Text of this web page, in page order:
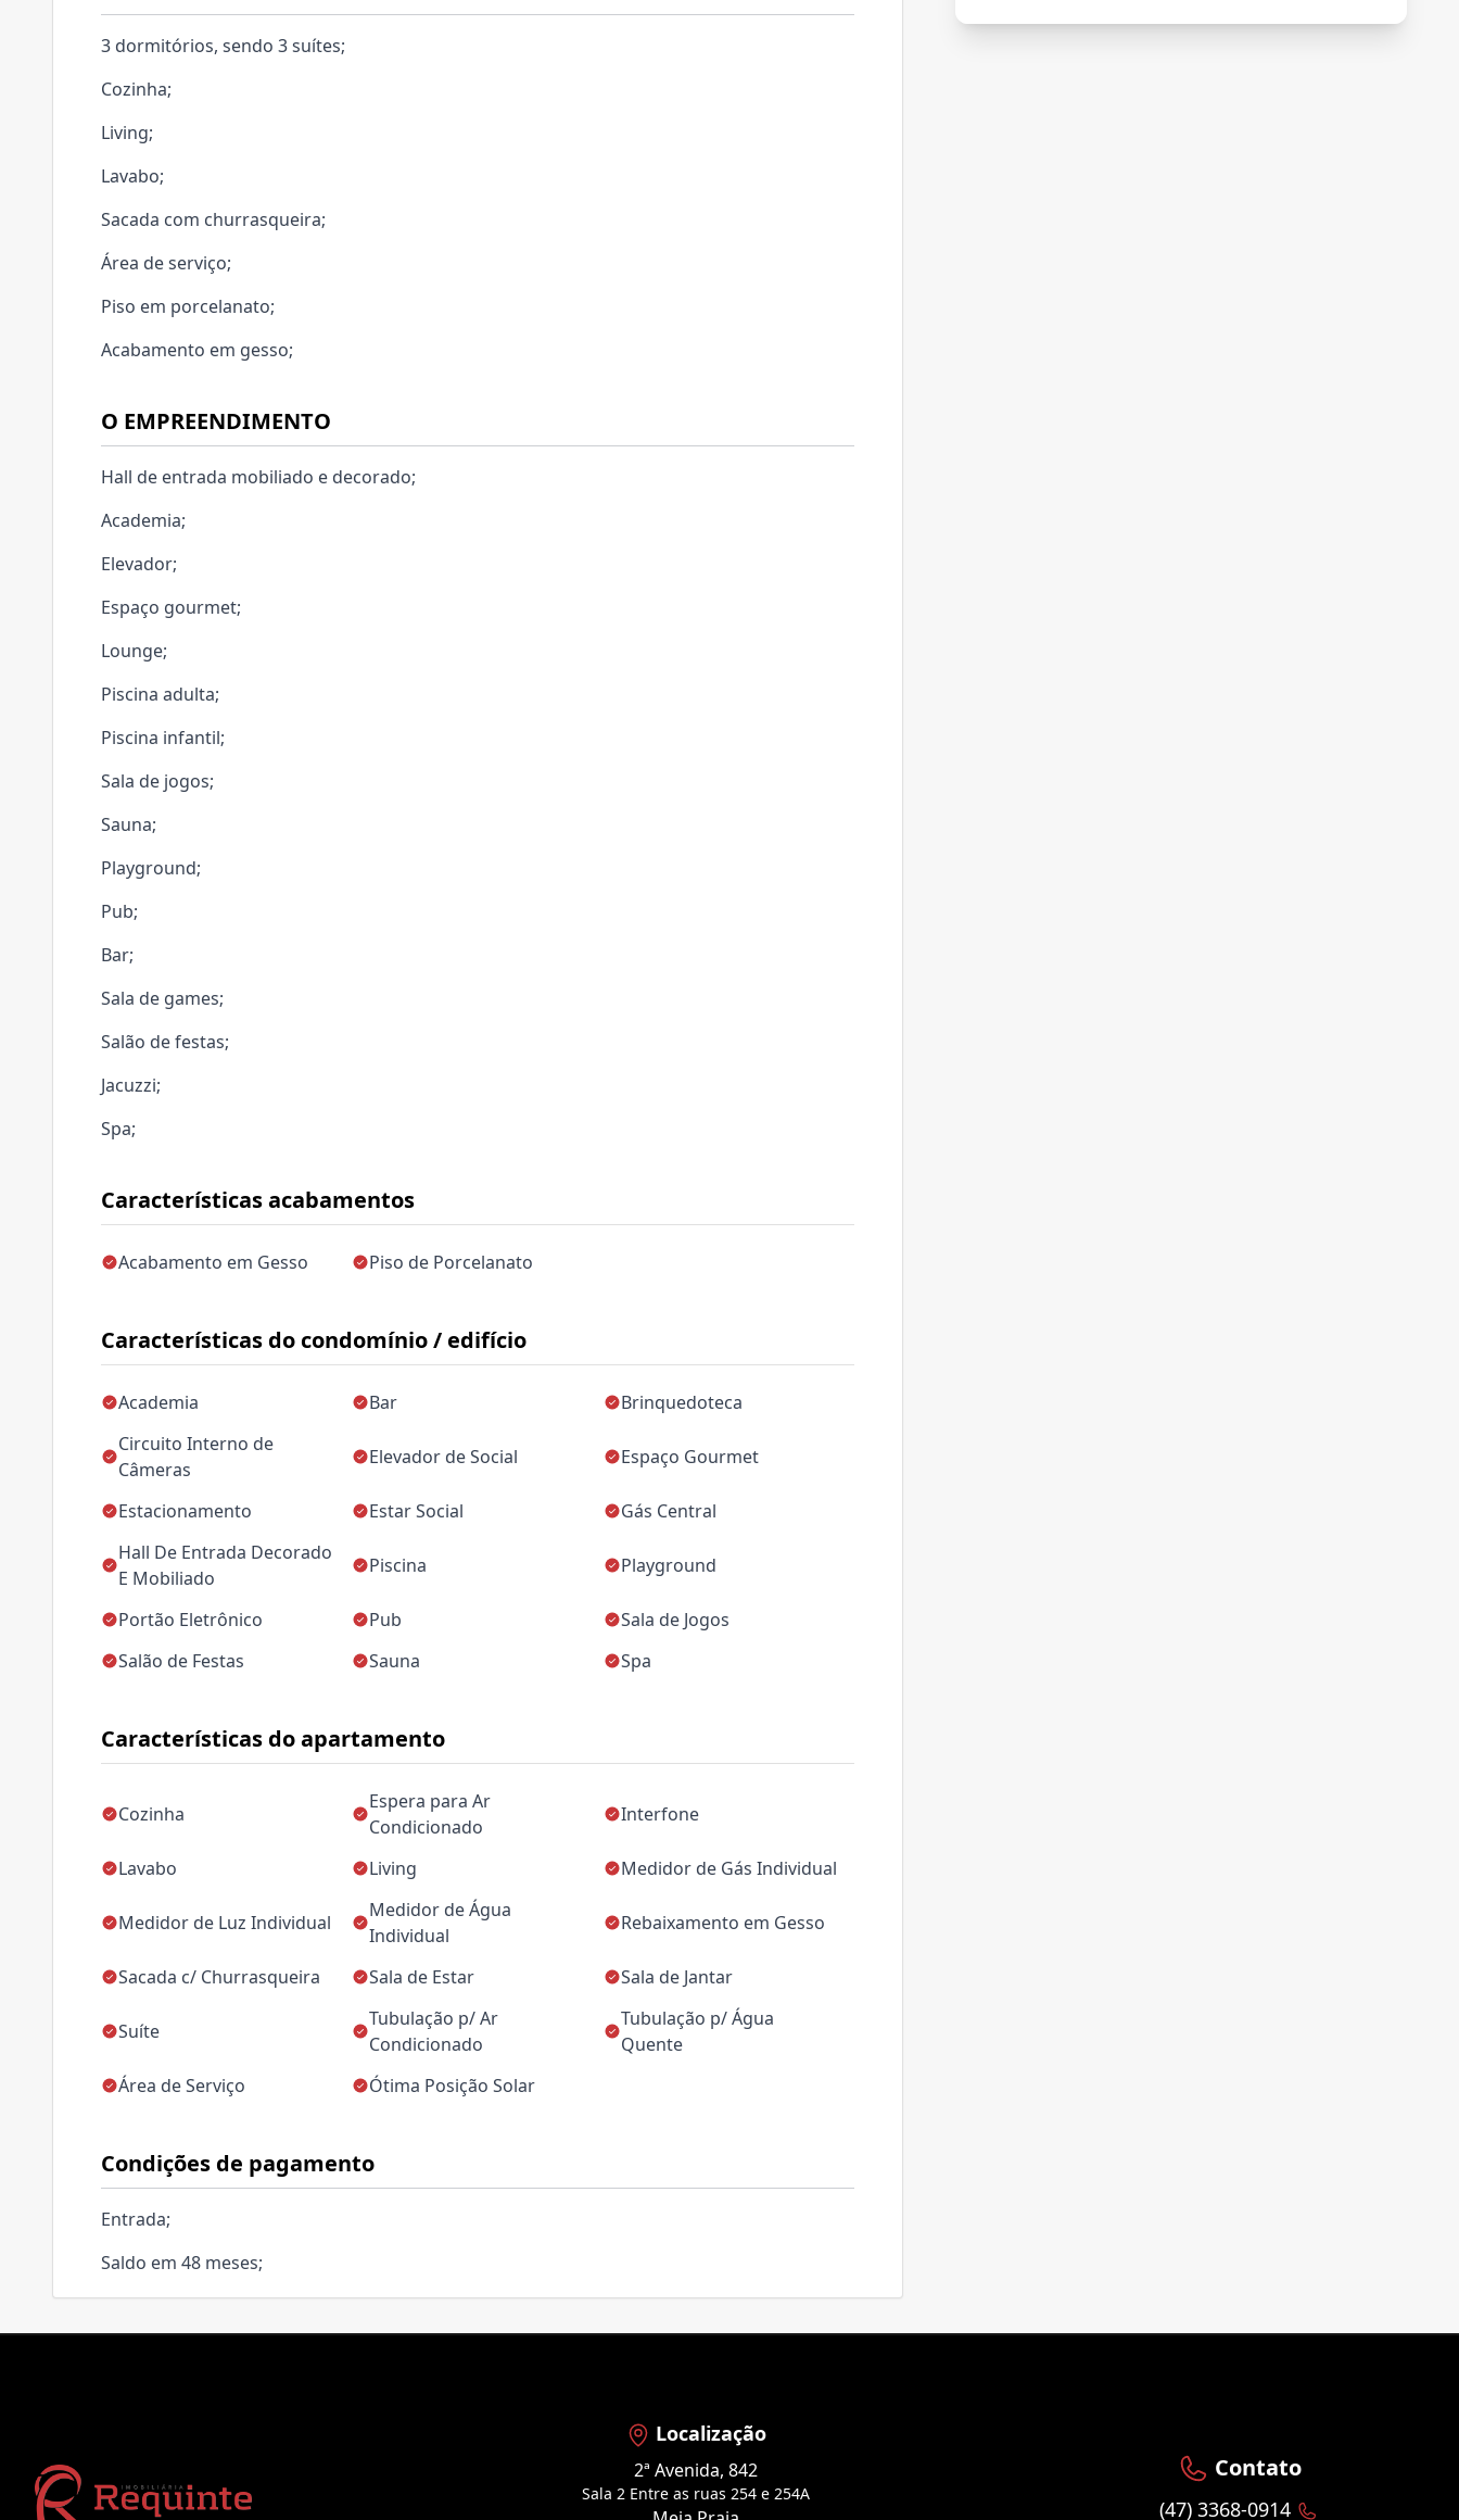
Características acabamentos
Acabamento em Gesso Piso de Porcelanato
Características do condomínio / edifício
Academia Bar
Brinquedoteca
Circuito Interno de
Câmeras
Elevador de Social Espaço Gourmet
Estacionamento Estar Social
Gás Central
Hall De Entrada Decorado
E Mobiliado
Piscina Playground
Portão Eletrônico Pub
Sala de Jogos
Salão de Festas
Sauna Spa
Características do apartamento
Cozinha
Espera para Ar
Condicionado
Interfone
Lavabo Living Medidor de Gás Individual
Medidor de Luz Individual
Medidor de Água
Individual
Rebaixamento em Gesso
Sacada c/ Churrasqueira Sala de Estar Sala de Jantar
Suíte
Tubulação p/ Ar
Condicionado
Tubulação p/ Água
Quente
Área de Serviço
Ótima Posição Solar
3 dormitórios, sendo 3 suítes;
Cozinha;
Living;
Lavabo;
Sacada com churrasqueira;
Área de serviço;
Piso em porcelanato;
Acabamento em gesso;
O EMPREENDIMENTO
Hall de entrada mobiliado e decorado;
Academia;
Elevador;
Espaço gourmet;
Lounge;
Piscina adulta;
Piscina infantil;
Sala de jogos;
Sauna;
Playground;
Pub;
Bar;
Sala de games;
Salão de festas;
Jacuzzi;
Spa;
Condições de pagamento
Entrada;
Saldo em 48 meses;
Localização
2ª Avenida, 842
Sala 2 Entre as ruas 254 e 254A
Contato
(47) 3368-0914